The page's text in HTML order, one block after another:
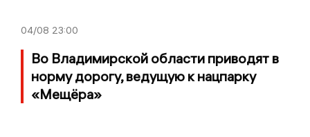
04/08 23:00
Во Владимирской области приводят в
норму дорогу, ведущую к нацпарку
«Мещёра»